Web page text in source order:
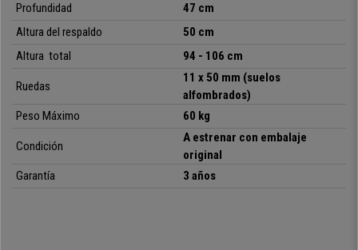
Profundidad
47 cm
Altura del respaldo
50 cm
Altura total
94 - 106 cm
Ruedas
11 x 50 mm (suelos
alfombrados)
Peso Máximo
60 kg
Condición
A estrenar con embalaje
original
Garantía
3 años